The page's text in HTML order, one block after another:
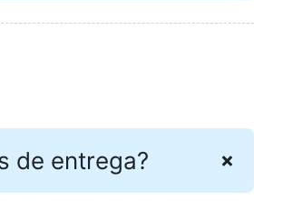
de entrega?